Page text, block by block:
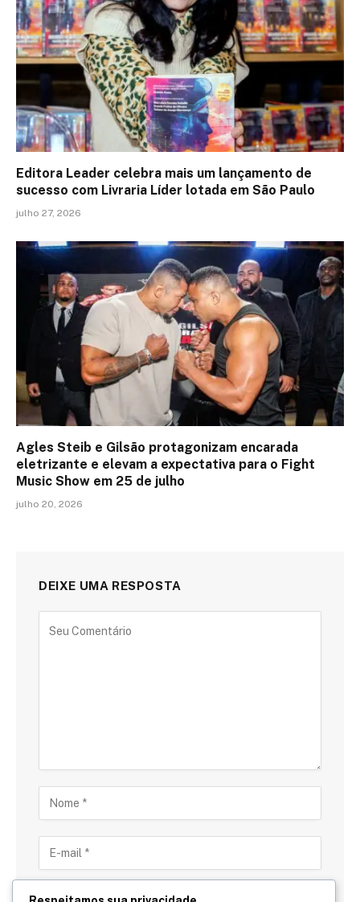
Editora Leader celebra mais um lançamento de
sucesso com Livraria Líder lotada em São Paulo
julho 27, 2026
Agles Steib e Gilsão protagonizam encarada
eletrizante e elevam a expectativa para o Fight
Music Show em 25 de julho
julho 20, 2026
DEIXE UMA RESPOSTA